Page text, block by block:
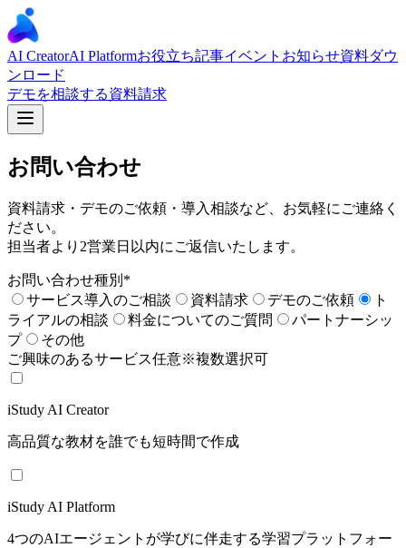
AI CreatorAI Platformお役立ち記事イベント お知らせ資料ダウ
ンロード
デモを相談する資料請求
お問い合わせ
資料請求・デモのご依頼・導入相談など、お気軽にご連絡く
ださい。
担当者より2営業日以内にご返信いたします。
お問い合わせ種別 *
サービス導入のご相談
資料請求 デモのご依頼
ト
ライアルの相談
料金についてのご質問
パートナーシッ
プ
その他
ご興味のあるサービス任意※複数選択可
iStudy AI Creator
高品質な教材を誰でも短時間で作成
iStudy AI Platform
4つのAIエージェントが学びに伴走する学習プラットフォー